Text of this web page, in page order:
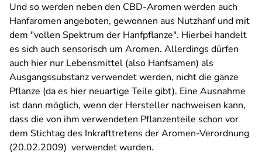
Und so werden neben den CBD-Aromen werden auch
Hanfaromen angeboten, gewonnen aus Nutzhanf und mit
dem "vollen Spektrum der Hanfpflanze". Hierbei handelt
es sich auch sensorisch um Aromen. Allerdings dürfen
auch hier nur Lebensmittel (also Hanfsamen) als
Ausgangssubstanz verwendet werden, nicht die ganze
Pflanze (da es hier neuartige Teile gibt). Eine Ausnahme
ist dann möglich, wenn der Hersteller nachweisen kann,
dass die von ihm verwendeten Pflanzenteile schon vor
dem Stichtag des Inkrafttretens der Aromen-Verordnung
(20.02.2009) verwendet wurden.